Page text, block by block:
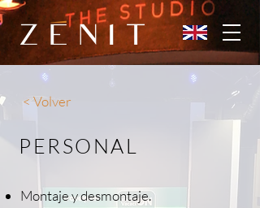
< Volver
PERSONAL
Montaje y desmontaje.